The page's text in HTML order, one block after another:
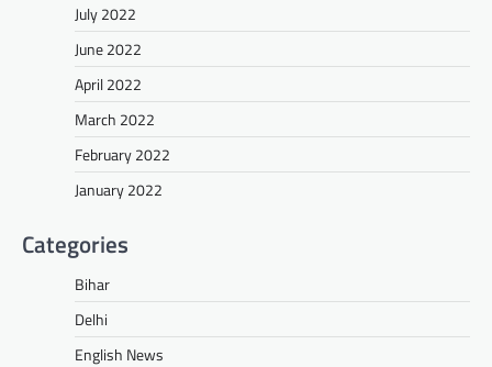
July 2022
June 2022
April 2022
March 2022
February 2022
January 2022
Categories
Bihar
Delhi
English News